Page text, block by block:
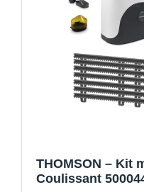
THOMSON – Kit
Coulissant